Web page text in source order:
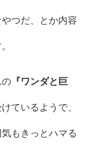
つだ、とか内容
『ワンダと巨
ているようで、
もきっとハマる